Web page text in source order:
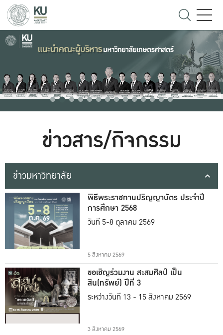
ข่าวสาร/กิจกรรม
ข่าวมหาวิทยาลัย
พิธีพระราชทานปริญญาบัตร ประจำปี
การศึกษา 2568
วันที่ 5-8 ตุลาคม 2569
5 สิงหาคม 2569
ขอเชิญร่วมงาน สะสมศิลป์ เป็น
สิน(ทรัพย์) ปีที่ 3
ระหว่างวันที่ 13 - 15 สิงหาคม 2569
3 สิงหาคม 2569